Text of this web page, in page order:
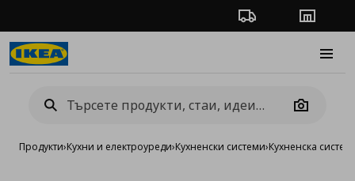
Проследяване на
Camera
Продукти›Кухни и електроуреди›Кухненски системи›Кухненска